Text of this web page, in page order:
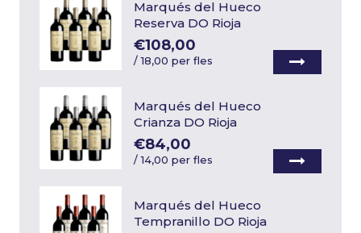
Marqués del Hueco
Reserva DO Rioja
€108,00
/18,00 per fles
Marqués del Hueco
Crianza DO Rioja
€84,00
/14,00 per fles
Marqués del Hueco
Tempranillo DO Rioja